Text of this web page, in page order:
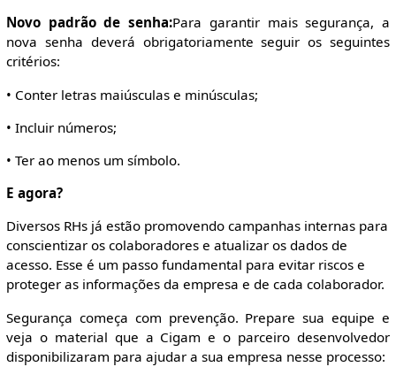
Novo padrão de senha:Para garantir mais segurança, a
nova senha deverá obrigatoriamente seguir os seguintes
critérios:
• Conter letras maiúsculas e minúsculas;
• Incluir números;
• Ter ao menos um símbolo.
E agora?
Diversos RHs já estão promovendo campanhas internas para
conscientizar os colaboradores e atualizar os dados de
acesso. Esse é um passo fundamental para evitar riscos e
proteger as informações da empresa e de cada colaborador.
Segurança começa com prevenção. Prepare sua equipe e
veja o material que a Cigam e o parceiro desenvolvedor
disponibilizaram para ajudar a sua empresa nesse processo: